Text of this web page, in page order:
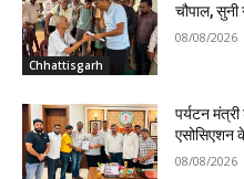
Chhattisgarh
चौपाल, सुनी
08/08/2026
पर्यटन
एसोसिएशन
08/08/2026